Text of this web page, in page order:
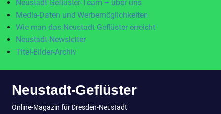
Neustadt-Geflüster-Team – über uns
Media-Daten und Werbemöglichkeiten
Wie man das Neustadt-Geflüster erreicht
Neustadt-Newsletter
Titel-Bilder-Archiv
InhaltNeustadt-Geflüster
Online-Magazin für Dresden-Neustadt